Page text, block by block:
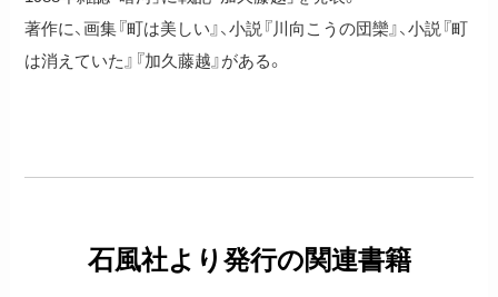
著作に、画集『町は美しい』、小説『川向こうの団欒』、小説『町
は消えていた』『加久藤越』がある。
石風社より発行の関連書籍